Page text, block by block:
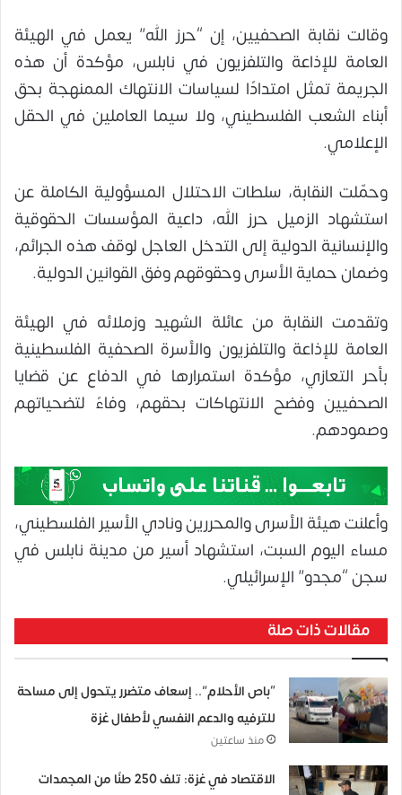
وقالت نقابة الصحفيين، إن “حرز الله” يعمل في الهيئة
العامة للإذاعة والتلفزيون في نابلس، مؤكدة أن هذه
الجريمة تمثل امتدادًا لسياسات الانتهاك الممنهجة بحق
أبناء الشعب الفلسطيني، ولا سيما العاملين في الحقل
الإعلامي.
وحمّلت النقابة، سلطات الاحتلال المسؤولية الكاملة عن
استشهاد الزميل حرز الله، داعية المؤسسات الحقوقية
والإنسانية الدولية إلى التدخل العاجل لوقف هذه الجرائم،
وضمان حماية الأسرى وحقوقهم وفق القوانين الدولية.
وتقدمت النقابة من عائلة الشهيد وزملائه في الهيئة
العامة للإذاعة والتلفزيون والأسرة الصحفية الفلسطينية
بأحر التعازي، مؤكدة استمرارها في الدفاع عن قضايا
الصحفيين وفضح الانتهاكات بحقهم، وفاءً لتضحياتهم
وصمودهم.
وأعلنت هيئة الأسرى والمحررين ونادي الأسير الفلسطيني،
مساء اليوم السبت، استشهاد أسير من مدينة نابلس في
سجن “مجدو” الإسرائيلي.
مقالات ذات صلة
“باص الأحلام”.. إسعاف متضرر يتحول إلى مساحة
للترفيه والدعم النفسي لأطفال غزة
منذ ساعتين
الاقتصاد في غزة: تلف 250 طنًا من المجمدات